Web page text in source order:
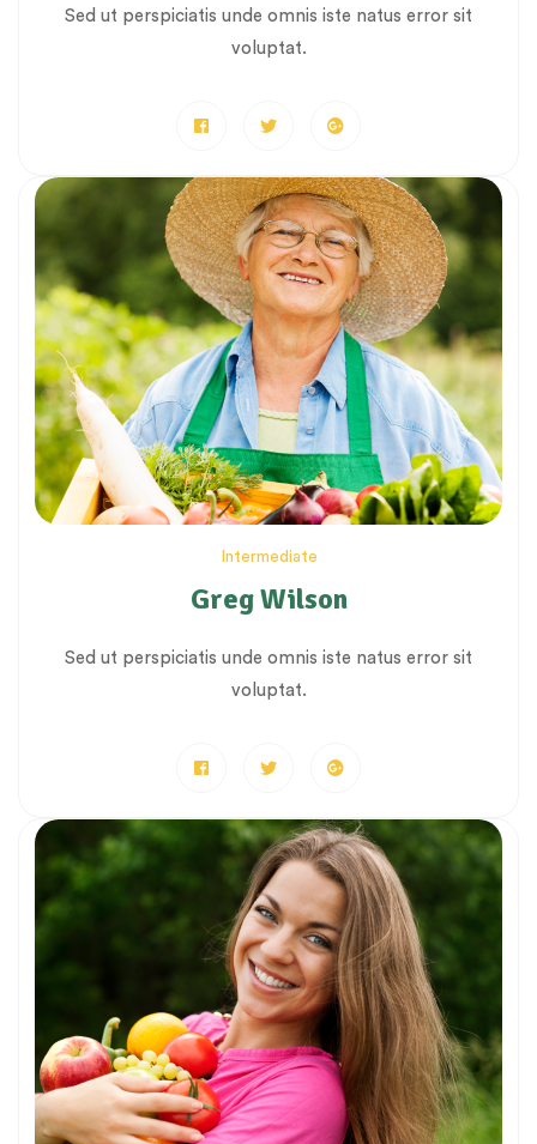
Sed ut perspiciatis unde omnis iste natus error sit
voluptat.
Intermediate
Greg Wilson
Sed ut perspiciatis unde omnis iste natus error sit
voluptat.